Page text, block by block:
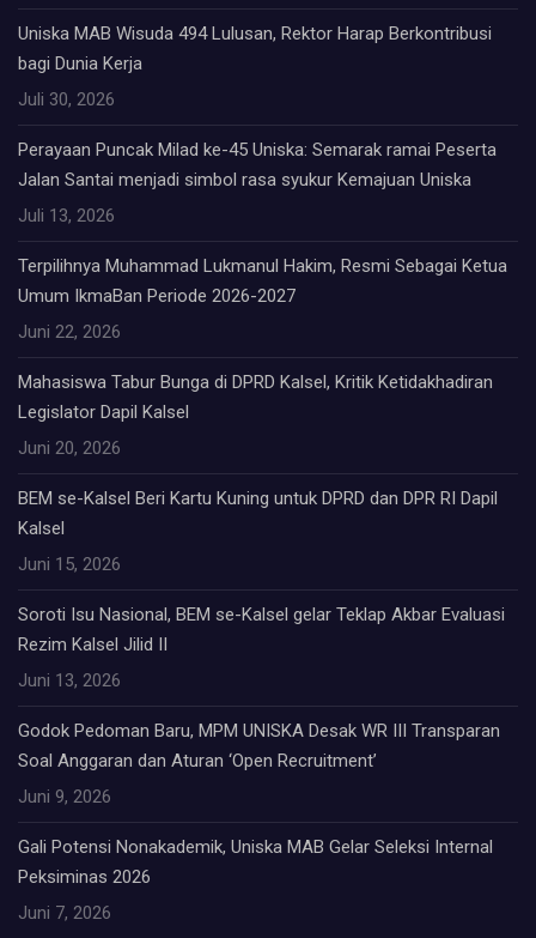
Uniska MAB Wisuda 494 Lulusan, Rektor Harap Berkontribusi
bagi Dunia Kerja
Juli 30, 2026
Perayaan Puncak Milad ke-45 Uniska: Semarak ramai Peserta
Jalan Santai menjadi simbol rasa syukur Kemajuan Uniska
Juli 13, 2026
Terpilihnya Muhammad Lukmanul Hakim, Resmi Sebagai Ketua
Umum IkmaBan Periode 2026-2027
Juni 22, 2026
Mahasiswa Tabur Bunga di DPRD Kalsel, Kritik Ketidakhadiran
Legislator Dapil Kalsel
Juni 20, 2026
BEM se-Kalsel Beri Kartu Kuning untuk DPRD dan DPR RI Dapil
Kalsel
Juni 15, 2026
Soroti Isu Nasional, BEM se-Kalsel gelar Teklap Akbar Evaluasi
Rezim Kalsel Jilid II
Juni 13, 2026
Godok Pedoman Baru, MPM UNISKA Desak WR III Transparan
Soal Anggaran dan Aturan ‘Open Recruitment’
Juni 9, 2026
Gali Potensi Nonakademik, Uniska MAB Gelar Seleksi Internal
Peksiminas 2026
Juni 7, 2026